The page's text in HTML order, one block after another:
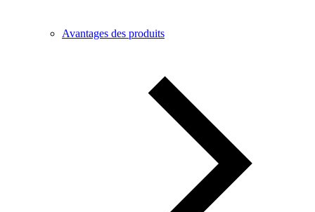
Avantages des produits